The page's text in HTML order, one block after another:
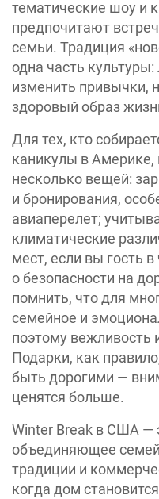
тематические шоу и
предпочитают
семьи. Традиция
одна часть
изменить привычки,
здоровый образ
Для тех, кто
каникулы в Америке,
несколько вещей:
и бронирования,
авиаперелет;
климатические
мест, если вы гость
о безопасности на
помнить, что для
семейное и
поэтому вежливость
Подарки, как
быть дорогими —
ценятся больше.
Winter Break в США —
объединяющее
традиции и
когда дом